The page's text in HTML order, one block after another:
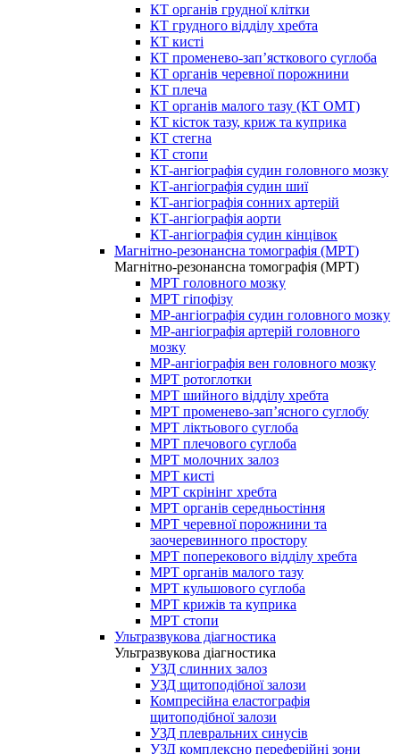
КТ органів грудної клітки
КТ грудного відділу хребта
КТ кисті
КТ променево-зап’ясткового суглоба
КТ органів черевної порожнини
КТ плеча
КТ органів малого тазу (КТ ОМТ)
КТ кісток тазу, криж та куприка
КТ стегна
КТ стопи
КТ-ангіографія судин головного мозку
КТ-ангіографія судин шиї
КТ-ангіографія сонних артерій
КТ-ангіографія аорти
КТ-ангіографія судин кінцівок
Магнітно-резонансна томографія (МРТ)
Магнітно-резонансна томографія (МРТ)
МРТ головного мозку
МРТ гіпофізу
МР-ангіографія судин головного мозку
МР-ангіографія артерій головного
мозку
МР-ангіографія вен головного мозку
МРТ ротоглотки
МРТ шийного відділу хребта
МРТ променево-зап’ясного суглобу
МРТ ліктьового суглоба
МРТ плечового суглоба
МРТ молочних залоз
МРТ кисті
МРТ скрінінг хребта
МРТ органів середньостіння
МРТ черевної порожнини та
заочеревинного простору
МРТ поперекового відділу хребта
МРТ органів малого тазу
МРТ кульшового суглоба
МРТ крижів та куприка
МРТ стопи
Ультразвукова діагностика
Ультразвукова діагностика
УЗД слинних залоз
УЗД щитоподібної залози
Компресійна еластографія
щитоподібної залози
УЗД плевральних синусів
УЗД комплексно переферійні зони